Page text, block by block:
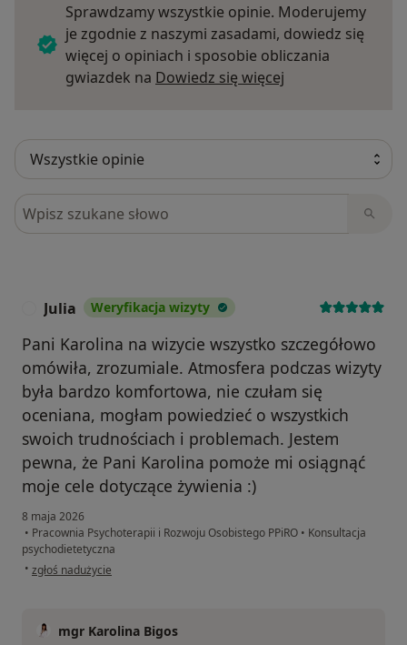
Sprawdzamy wszystkie opinie. Moderujemy
je zgodnie z naszymi zasadami, dowiedz się
więcej o opiniach i sposobie obliczania
gwiazdek na Dowiedz się więcej
Szukaj w opiniach
Julia Weryfikacja wizyty
Pani Karolina na wizycie wszystko szczegółowo
omówiła, zrozumiale. Atmosfera podczas wizyty
była bardzo komfortowa, nie czułam się
oceniana, mogłam powiedzieć o wszystkich
swoich trudnościach i problemach. Jestem
pewna, że Pani Karolina pomoże mi osiągnąć
moje cele dotyczące żywienia :)
8 maja 2026
• Pracownia Psychoterapii i Rozwoju Osobistego PPiRO • Konsultacja
psychodietetyczna
• w opinii użytkownika Julia
zgłoś nadużycie
mgr Karolina Bigos